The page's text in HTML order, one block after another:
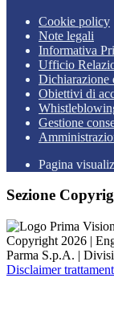
Cookie policy
Note legali
Informativa
Ufficio
Dichiarazione
Obiettivi di
Gestione
Pagina
Sezione
Copyright 2026 |
Parma S.p.A. |
Disclaimer